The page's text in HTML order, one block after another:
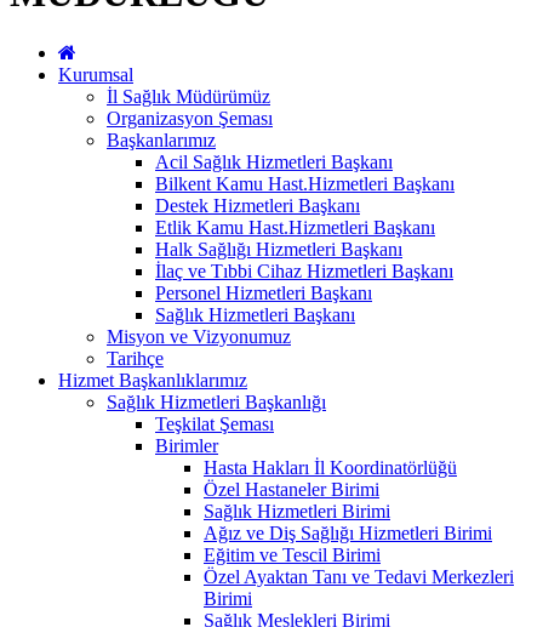
Kurumsal
İl Sağlık Müdürümüz
Organizasyon Şeması
Başkanlarımız
Acil Sağlık Hizmetleri Başkanı
Bilkent Kamu Hast.Hizmetleri Başkanı
Destek Hizmetleri Başkanı
Etlik Kamu Hast.Hizmetleri Başkanı
Halk Sağlığı Hizmetleri Başkanı
İlaç ve Tıbbi Cihaz Hizmetleri Başkanı
Personel Hizmetleri Başkanı
Sağlık Hizmetleri Başkanı
Misyon ve Vizyonumuz
Tarihçe
Hizmet Başkanlıklarımız
Sağlık Hizmetleri Başkanlığı
Teşkilat Şeması
Birimler
Hasta Hakları İl Koordinatörlüğü
Özel Hastaneler Birimi
Sağlık Hizmetleri Birimi
Ağız ve Diş Sağlığı Hizmetleri Birimi
Eğitim ve Tescil Birimi
Özel Ayaktan Tanı ve Tedavi Merkezleri
Birimi
Sağlık Meslekleri Birimi